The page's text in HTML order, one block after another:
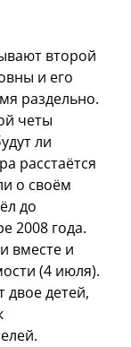
второй
и его
раздельно.
четы
ли
расстаётся
о своём
до
2008 года.
вместе и
(4 июля).
двое детей,